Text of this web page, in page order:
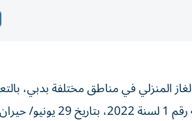
المنزلي في مناطق مختلفة بدبي،